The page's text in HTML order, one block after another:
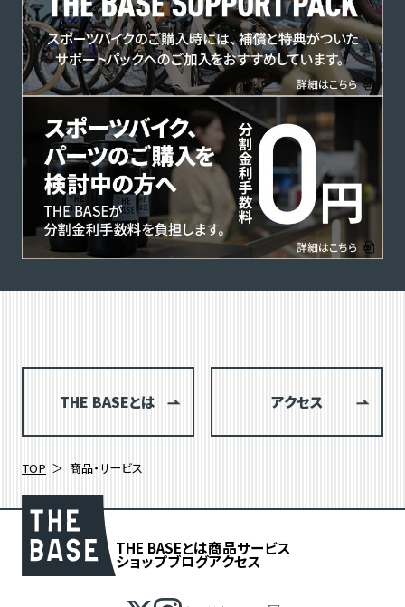
THE BASEとは アクセス
TOP 商品・サービス
THE BASEとは商品サービス
ショップブログアクセス